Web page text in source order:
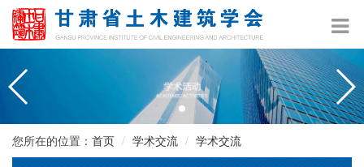
您所在的位置： 首页 学术交流 学术交流